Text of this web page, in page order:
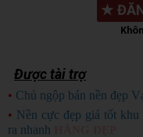
★
Được tài trợ
• Chủ ngộp bán nền đẹp
• Nền cực đẹp giá tốt
ra nhanh